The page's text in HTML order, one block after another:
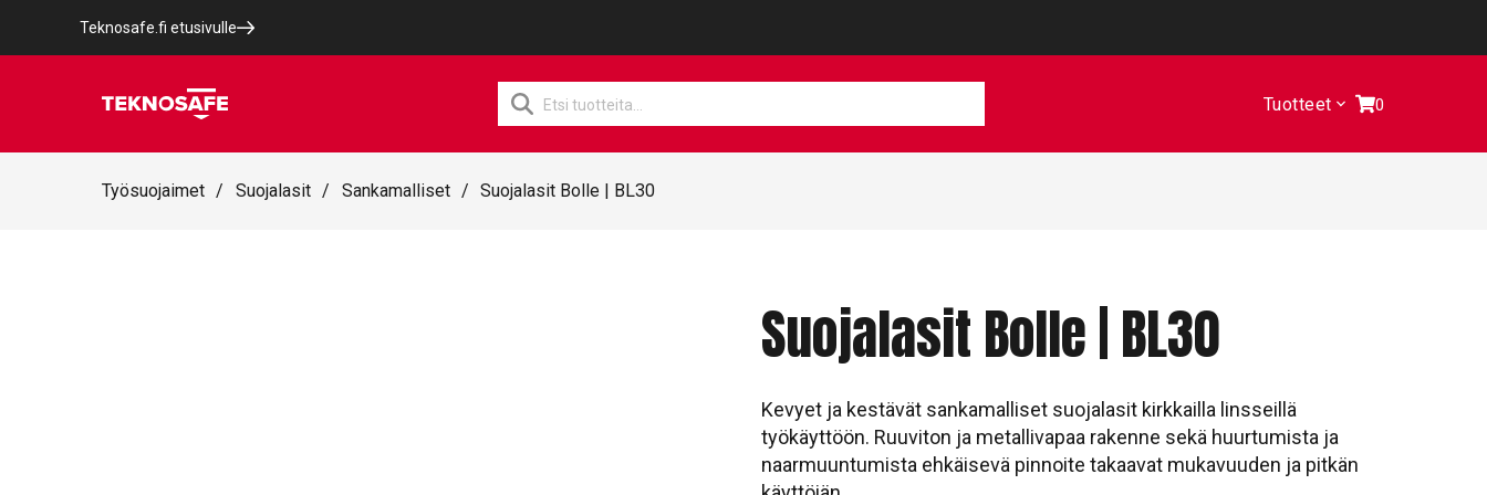
Teknosafe.fi etusivulle
Products
search
Tuotteet 0
Työsuojaimet / Suojalasit / Sankamalliset / Suojalasit Bolle | BL30
Suojalasit Bolle | BL30
Kevyet ja kestävät sankamalliset suojalasit kirkkailla linsseillä
työkäyttöön. Ruuviton ja metallivapaa rakenne sekä huurtumista ja
naarmuuntumista ehkäisevä pinnoite takaavat mukavuuden ja pitkän